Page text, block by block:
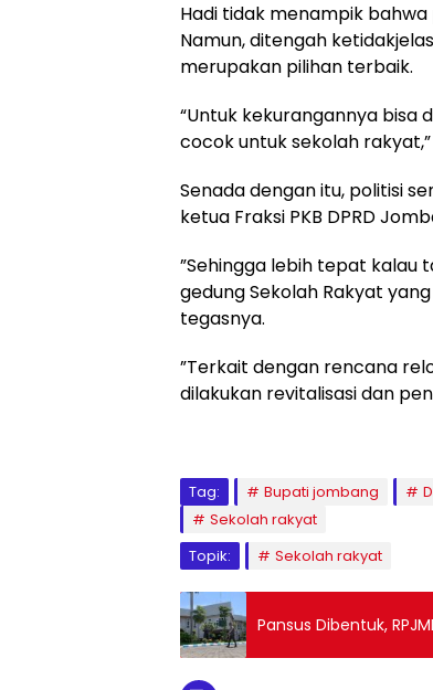
Hadi tidak menampik
Namun, ditengah
merupakan pilihan terbaik.
“Untuk kekurangannya bisa
cocok untuk sekolah
Senada dengan itu, politisi
ketua Fraksi PKB DPRD
”Sehingga lebih tepat
gedung Sekolah Rakyat
tegasnya.
”Terkait dengan rencana
dilakukan revitalisasi dan
Tag: Bupati jombang
Sekolah rakyat
Topik:
Sekolah rakyat
Pansus Dibentuk,